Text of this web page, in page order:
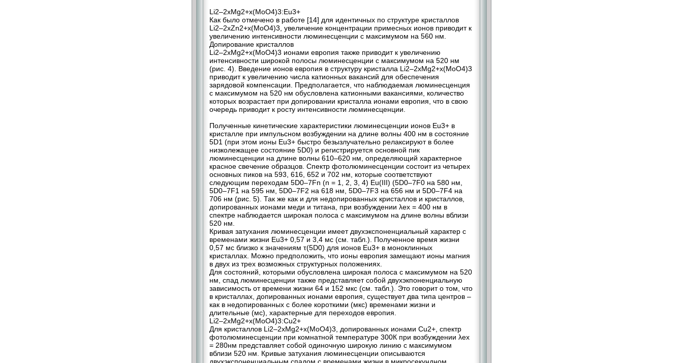
Li2–2xMg2+x(MoO4)3:Eu3+
Как было отмечено в работе [14] для идентичных по структуре кристаллов
Li2–2xZn2+x(MoO4)3, увеличение концентрации примесных ионов приводит к
увеличению интенсивности люминесценции с максимумом на 560 нм.
Допирование кристаллов
Li2–2xMg2+x(MoO4)3 ионами европия также приводит к увеличению
интенсивности широкой полосы люминесценции с максимумом на 520 нм
(рис. 4). Введение ионов европия в структуру кристалла Li2–2xMg2+x(MoO4)3
приводит к увеличению числа катионных вакансий для обеспечения
зарядовой компенсации. Предполагается, что наблюдаемая люминесценция
с максимумом на 520 нм обусловлена катионными вакансиями, количество
которых возрастает при допировании кристалла ионами европия, что в свою
очередь приводит к росту интенсивности люминесценции.
Полученные кинетические характеристики люминесценции ионов Eu3+ в
кристалле при импульсном возбуждении на длине волны 400 нм в состояние
5D1 (при этом ионы Eu3+ быстро безызлучательно релаксируют в более
низколежащее состояние 5D0) и регистрируется основной пик
люминесценции на длине волны 610–620 нм, определяющий характерное
красное свечение образцов. Спектр фотолюминесценции состоит из четырех
основных пиков на 593, 616, 652 и 702 нм, которые соответствуют
следующим переходам 5D0–7Fn (n = 1, 2, 3, 4) Eu(III) (5D0–7F0 на 580 нм,
5D0–7F1 на 595 нм, 5D0–7F2 на 618 нм, 5D0–7F3 на 656 нм и 5D0–7F4 на
706 нм (рис. 5). Так же как и для недопированных кристаллов и кристаллов,
допированных ионами меди и титана, при возбуждении λex = 400 нм в
спектре наблюдается широкая полоса с максимумом на длине волны вблизи
520 нм.
Кривая затухания люминесценции имеет двухэкспоненциальный характер с
временами жизни Eu3+ 0,57 и 3,4 мс (см. табл.). Полученное время жизни
0,57 мс близко к значениям τ(5D0) для ионов Eu3+ в моноклинных
кристаллах. Можно предположить, что ионы европия замещают ионы магния
в двух из трех возможных структурных положениях.
Для состояний, которыми обусловлена широкая полоса с максимумом на 520
нм, спад люминесценции также представляет собой двухэкпоненциальную
зависимость от времени жизни 64 и 152 мкс (см. табл.). Это говорит о том, что
в кристаллах, допированных ионами европия, существует два типа центров – ​
как в недопированных с более короткими (мкс) временами жизни и
длительные (мс), характерные для переходов европия.
Li2–2xMg2+x(MoO4)3:Сu2+
Для кристаллов Li2–2xMg2+x(MoO4)3, допированных ионами Сu2+, спектр
фотолюминесценции при комнатной температуре 300К при возбуждении λex
= 280нм представляет собой одиночную широкую линию с максимумом
вблизи 520 нм. Кривые затухания люминесценции описываются